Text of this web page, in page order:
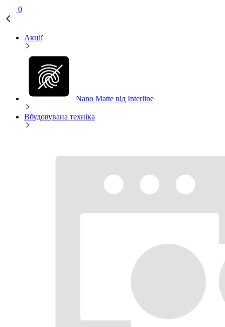
0
Акції
Nano Matte від Interline
Вбудовувана техніка